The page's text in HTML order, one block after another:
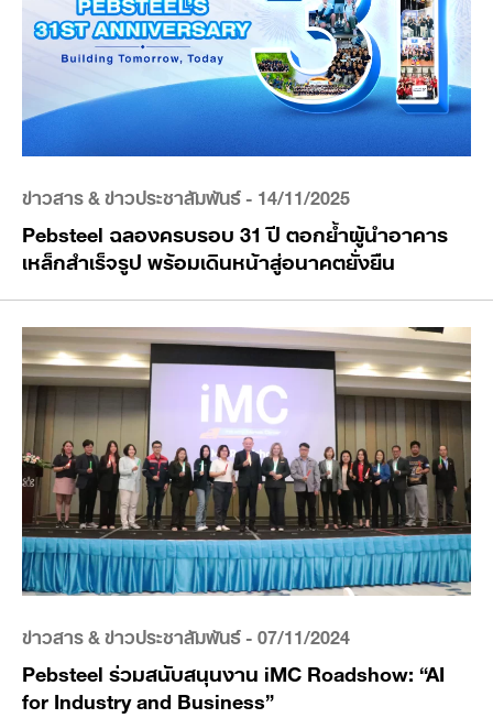
ข่าวสาร & ข่าวประชาสัมพันธ์- 14/11/2025
Pebsteel ฉลองครบรอบ 31 ปี ตอกย้ำผู้นำอาคาร
เหล็กสำเร็จรูป พร้อมเดินหน้าสู่อนาคตยั่งยืน
ข่าวสาร & ข่าวประชาสัมพันธ์- 07/11/2024
Pebsteel ร่วมสนับสนุนงาน iMC Roadshow: “AI
for Industry and Business”